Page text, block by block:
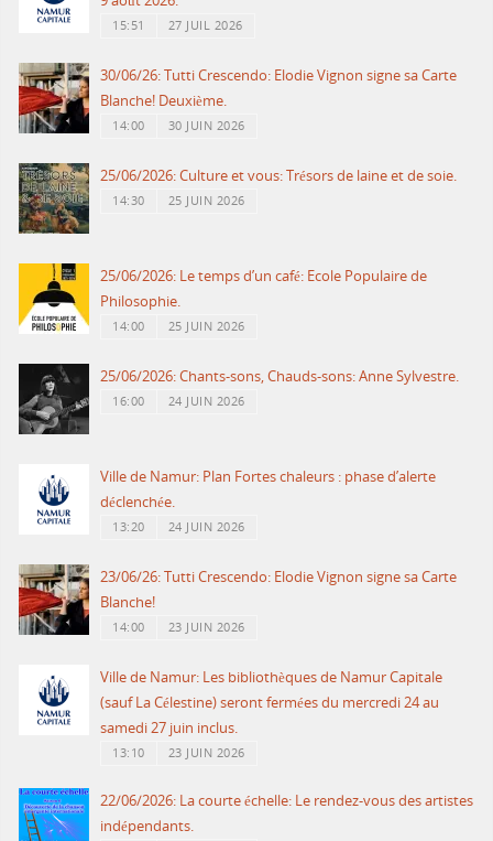
15:51 27 JUIL 2026
30/06/26: Tutti Crescendo: Elodie Vignon signe sa Carte
Blanche! Deuxième.
14:00 30 JUIN 2026
25/06/2026: Culture et vous: Trésors de laine et de soie.
14:30 25 JUIN 2026
25/06/2026: Le temps d’un café: Ecole Populaire de
Philosophie.
14:00 25 JUIN 2026
25/06/2026: Chants-sons, Chauds-sons: Anne Sylvestre.
16:00 24 JUIN 2026
Ville de Namur: Plan Fortes chaleurs : phase d’alerte
déclenchée.
13:20 24 JUIN 2026
23/06/26: Tutti Crescendo: Elodie Vignon signe sa Carte
Blanche!
14:00 23 JUIN 2026
Ville de Namur: Les bibliothèques de Namur Capitale
(sauf La Célestine) seront fermées du mercredi 24 au
samedi 27 juin inclus.
13:10 23 JUIN 2026
22/06/2026: La courte échelle: Le rendez-vous des artistes
indépendants.